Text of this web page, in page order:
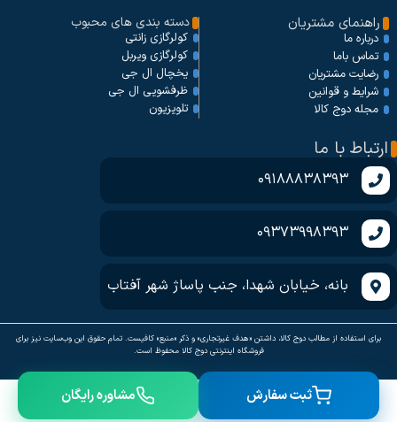
راهنمای مشتریان
درباره ما
تماس باما
رضایت مشتریان
شرایط و قوانین
مجله دوج کالا
دسته بندی های محبوب
کولرگازی زانتی
کولرگازی ویربل
یخچال ال جی
ظرفشویی ال جی
تلویزیون
ارتباط با ما
09188838393
09373998393
بانه، خیابان شهدا، جنب پاساژ شهر آفتاب
برای استفاده از مطالب دوج کالا، داشتن «هدف غیرتجاری» و ذکر «منبع» کافیست. تمام حقوق اين وب‌سايت نیز برای
فروشگاه اینترنتی دوج کالا محفوظ است.
ثبت سفارش مشاوره رایگان